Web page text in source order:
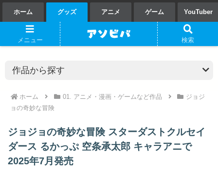
ホーム グッズ アニメ ゲーム YouTuber
ホーム 01. アニメ・漫画・ゲームなど作品
ジョジ
ョの奇妙な冒険
ジョジョの奇妙な冒険 スターダストクルセイ
ダース るかっぷ 空条承太郎 キャラアニで
2025年7月発売
メニュー 検索